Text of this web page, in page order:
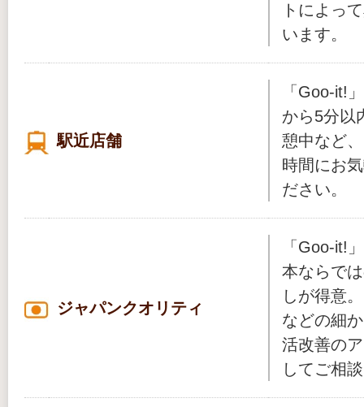
トによっ
います。
駅近店舗
「Goo-it!
から5分以
憩中など
時間にお
ださい。
ジャパンクオリティ
「Goo-it!
本ならで
しが得意
などの細
活改善の
してご相